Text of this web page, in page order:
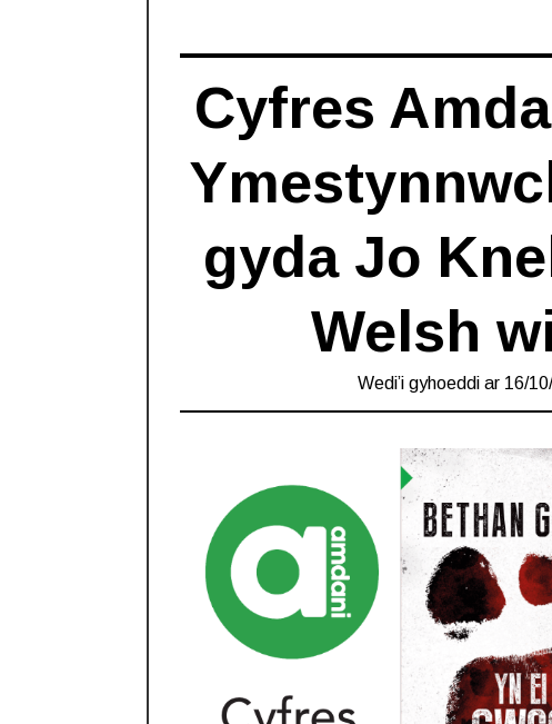
Cyfres
gyda Jo
Welsh
Wedi’i gyhoeddi ar 16/